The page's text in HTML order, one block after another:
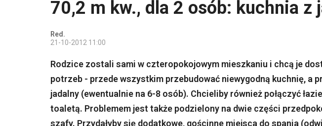
70,2 m kw., dla 2 osób: kuchnia z
Red.
21-10-2012 11:00
Rodzice zostali sami w czteropokojowym mieszkaniu i chcą je
potrzeb - przede wszystkim przebudować niewygodną kuchnię, a
jadalny (ewentualnie na 6-8 osób). Chcieliby również połączyć
toaletą. Problemem jest także podzielony na dwie części
szafy. Przydałyby się dodatkowe, gościnne miejsca do spania